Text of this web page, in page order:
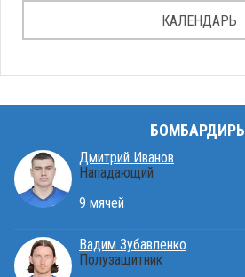
КАЛЕНДАРЬ
БОМБАРДИРЫ
Дмитрий Иванов
Нападающий
9 мячей
Вадим Зубавленко
Полузащитник